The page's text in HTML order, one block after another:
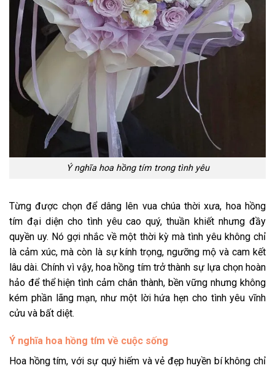
Ý nghĩa hoa hồng tím trong tình yêu
Từng được chọn để dâng lên vua chúa thời xưa, hoa hồng
tím đại diện cho tình yêu cao quý, thuần khiết nhưng đầy
quyền uy. Nó gợi nhắc về một thời kỳ mà tình yêu không chỉ
là cảm xúc, mà còn là sự kính trọng, ngưỡng mộ và cam kết
lâu dài. Chính vì vậy, hoa hồng tím trở thành sự lựa chọn hoàn
hảo để thể hiện tình cảm chân thành, bền vững nhưng không
kém phần lãng mạn, như một lời hứa hẹn cho tình yêu vĩnh
cửu và bất diệt.
Ý nghĩa hoa hồng tím về cuộc sống
Hoa hồng tím, với sự quý hiếm và vẻ đẹp huyền bí không chỉ